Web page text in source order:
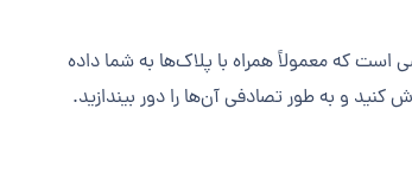
است که معمولاً همراه با پلاک‌ها به شما داده
و به طور تصادفی آن‌ها را دور بیندازید.